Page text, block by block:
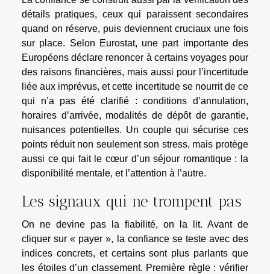
détails pratiques, ceux qui paraissent secondaires
quand on réserve, puis deviennent cruciaux une fois
sur place. Selon Eurostat, une part importante des
Européens déclare renoncer à certains voyages pour
des raisons financières, mais aussi pour l’incertitude
liée aux imprévus, et cette incertitude se nourrit de ce
qui n’a pas été clarifié : conditions d’annulation,
horaires d’arrivée, modalités de dépôt de garantie,
nuisances potentielles. Un couple qui sécurise ces
points réduit non seulement son stress, mais protège
aussi ce qui fait le cœur d’un séjour romantique : la
disponibilité mentale, et l’attention à l’autre.
Les signaux qui ne trompent pas
On ne devine pas la fiabilité, on la lit. Avant de
cliquer sur « payer », la confiance se teste avec des
indices concrets, et certains sont plus parlants que
les étoiles d’un classement. Première règle : vérifier